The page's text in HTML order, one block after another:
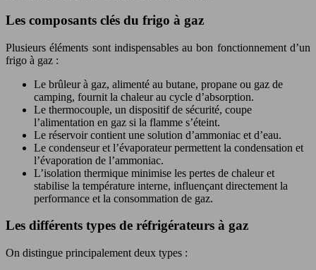
Les composants clés du frigo à gaz
Plusieurs éléments sont indispensables au bon fonctionnement d’un
frigo à gaz :
Le brûleur à gaz, alimenté au butane, propane ou gaz de
camping, fournit la chaleur au cycle d’absorption.
Le thermocouple, un dispositif de sécurité, coupe
l’alimentation en gaz si la flamme s’éteint.
Le réservoir contient une solution d’ammoniac et d’eau.
Le condenseur et l’évaporateur permettent la condensation et
l’évaporation de l’ammoniac.
L’isolation thermique minimise les pertes de chaleur et
stabilise la température interne, influençant directement la
performance et la consommation de gaz.
Les différents types de réfrigérateurs à gaz
On distingue principalement deux types :